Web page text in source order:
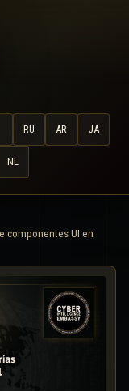
RU AR JA
NL
componentes UI en